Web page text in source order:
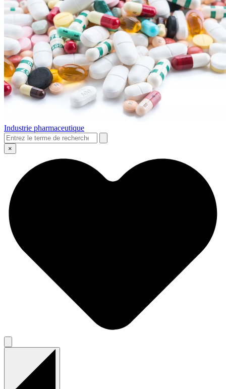
Industrie pharmaceutique
×